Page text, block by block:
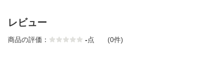
レビュー
商品の評価： -点 (0件)